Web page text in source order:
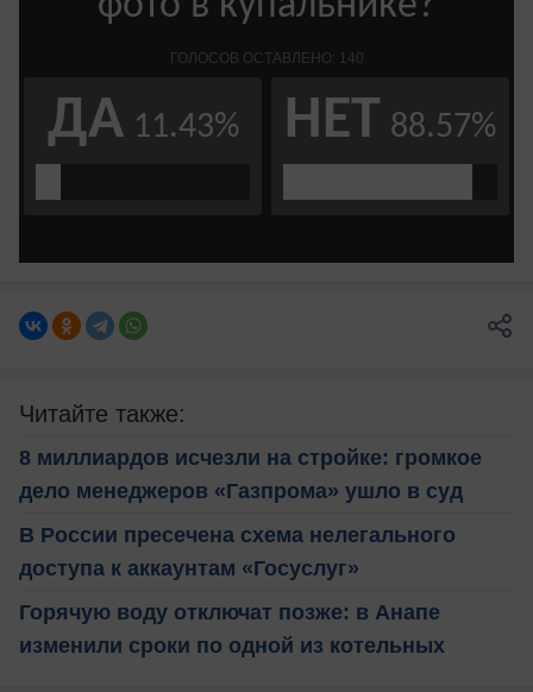
Читайте также:
8 миллиардов исчезли на стройке: громкое
дело менеджеров «Газпрома» ушло в суд
В России пресечена схема нелегального
доступа к аккаунтам «Госуслуг»
Горячую воду отключат позже: в Анапе
изменили сроки по одной из котельных